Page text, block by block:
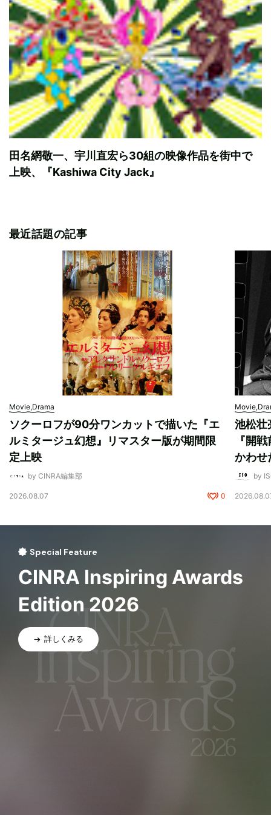
田名網敬一、宇川直宏ら30組の映像作品を街中で
上映、『Kashiwa City Jack』
最近話題の記事
Movie,Drama
ソクーロフが90分ワンカットで描いた『エ
ルミタージュ幻想』リマスター版が期間限
定上映
by CINRA編集部
2026.08.07 0
池松壮
『開
かわせ
by
Special Feature
CINRA Inspiring Awards
Edition 2026
詳しくみる